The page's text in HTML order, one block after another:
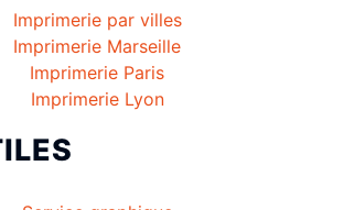
Imprimerie par villes
Imprimerie Marseille
Imprimerie Paris
Imprimerie Lyon